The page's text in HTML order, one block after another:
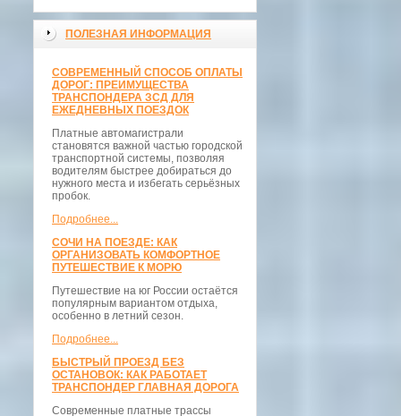
ПОЛЕЗНАЯ ИНФОРМАЦИЯ
СОВРЕМЕННЫЙ СПОСОБ ОПЛАТЫ
ДОРОГ: ПРЕИМУЩЕСТВА
ТРАНСПОНДЕРА ЗСД ДЛЯ
ЕЖЕДНЕВНЫХ ПОЕЗДОК
Платные автомагистрали
становятся важной частью городской
транспортной системы, позволяя
водителям быстрее добираться до
нужного места и избегать серьёзных
пробок.
Подробнее...
СОЧИ НА ПОЕЗДЕ: КАК
ОРГАНИЗОВАТЬ КОМФОРТНОЕ
ПУТЕШЕСТВИЕ К МОРЮ
Путешествие на юг России остаётся
популярным вариантом отдыха,
особенно в летний сезон.
Подробнее...
БЫСТРЫЙ ПРОЕЗД БЕЗ
ОСТАНОВОК: КАК РАБОТАЕТ
ТРАНСПОНДЕР ГЛАВНАЯ ДОРОГА
Современные платные трассы